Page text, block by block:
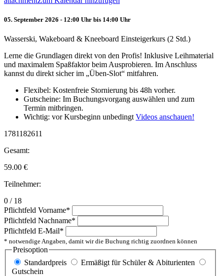
05. September 2026 - 12:00 Uhr bis 14:00 Uhr
Wasserski, Wakeboard & Kneeboard Einsteigerkurs (2 Std.)
Lerne die Grundlagen direkt von den Profis! Inklusive Leihmaterial
und maximalem Spaßfaktor beim Ausprobieren. Im Anschluss
kannst du direkt sicher im „Üben-Slot“ mitfahren.
Flexibel: Kostenfreie Stornierung bis 48h vorher.
Gutscheine: Im Buchungsvorgang auswählen und zum
Termin mitbringen.
Wichtig: vor Kursbeginn unbedingt Videos anschauen!
1781182611
Gesamt:
59.00 €
Teilnehmer:
0 / 18
Pflichtfeld Vorname*
Pflichtfeld Nachname*
Pflichtfeld E-Mail*
* notwendige Angaben, damit wir die Buchung richtig zuordnen können
Preisoption
Standardpreis
Ermäßigt für Schüler & Abiturienten
Gutschein